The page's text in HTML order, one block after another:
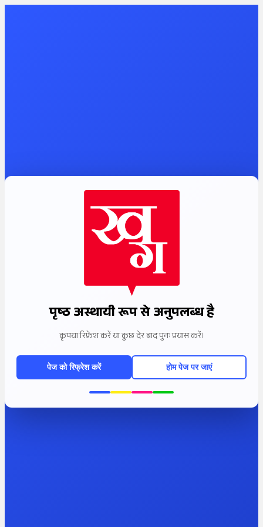
पृष्ठ अस्थायी रूप से अनुपलब्ध है
कृपया रिफ्रेश करें या कुछ देर बाद पुनः प्रयास करें।
पेज को रिफ्रेश करें होम पेज पर जाएं